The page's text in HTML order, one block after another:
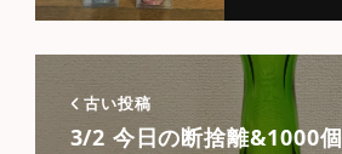
古い投稿
3/2 今日の断捨離&1000